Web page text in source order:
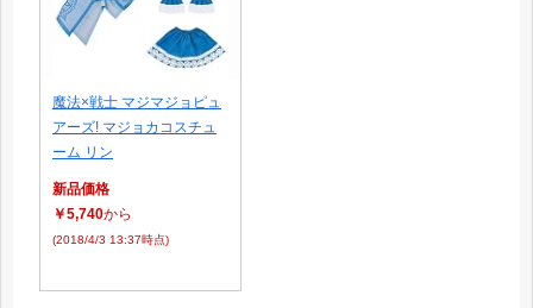
魔法×戦士 マジマジョピュ
アーズ! マジョカコスチュ
ーム リン
新品価格
￥5,740から
(2018/4/3 13:37時点)